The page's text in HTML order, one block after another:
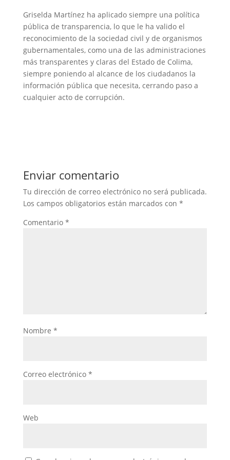
Griselda Martínez ha aplicado siempre una política
pública de transparencia, lo que le ha valido el
reconocimiento de la sociedad civil y de organismos
gubernamentales, como una de las administraciones
más transparentes y claras del Estado de Colima,
siempre poniendo al alcance de los ciudadanos la
información pública que necesita, cerrando paso a
cualquier acto de corrupción.
Enviar comentario
Tu dirección de correo electrónico no será publicada.
Los campos obligatorios están marcados con *
Comentario *
Nombre *
Correo electrónico *
Web